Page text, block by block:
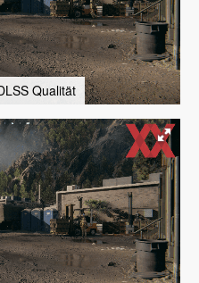
Qualität